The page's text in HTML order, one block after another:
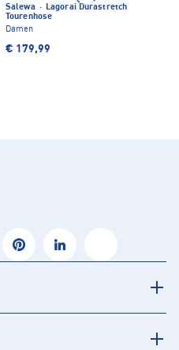
Salewa · Lagorai Durastretch
Tourenhose
Damen
€ 179,99